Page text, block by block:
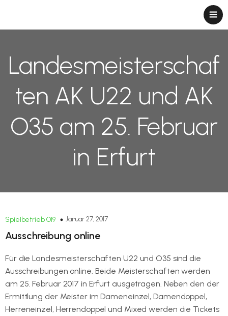
Landesmeisterschaf
ten AK U22 und AK
O35 am 25. Februar
in Erfurt
Spielbetrieb O19 Januar 27, 2017
Ausschreibung online
Für die Landesmeisterschaften U22 und O35 sind die
Ausschreibungen online. Beide Meisterschaften werden
am 25. Februar 2017 in Erfurt ausgetragen. Neben den der
Ermittlung der Meister im Dameneinzel, Damendoppel,
Herreneinzel, Herrendoppel und Mixed werden die Tickets